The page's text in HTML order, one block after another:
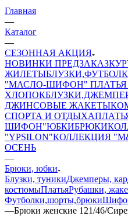
Главная
—
Каталог
—
СЕЗОННАЯ АКЦИЯ
НОВИНКИ ПРЕДЗАКАЗ
ЖИЛЕТЫ
"МАСЛО-ШИФОН"
ХЛОПОК
ДЖИНСОВЫЕ ЖАКЕТЫ
СПОРТА И ОТДЫХА
ШИФОН"ЮБКИБРЮКИ
"YPSILON"КОЛЛЕКЦИЯ
ОСЕНЬ
—
Брюки, юбки
Блузки, туникиДжемперы,
костюмыПлатьяРубашки,
Футболки,шорты,брюки
—Брюки женские 121/46/